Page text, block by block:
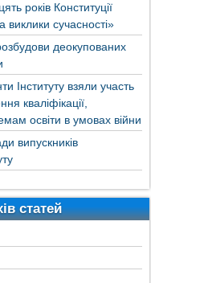
років Конституції
виклики сучасності»
деокупованих
Інституту взяли участь
кваліфікації,
освіти в умовах війни
випускників
статей